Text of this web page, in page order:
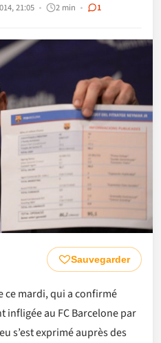
21:05 2 min 1
Sauvegarder
ce mardi, qui a confirmé
infligée au FC Barcelone par
s’est exprimé auprès des